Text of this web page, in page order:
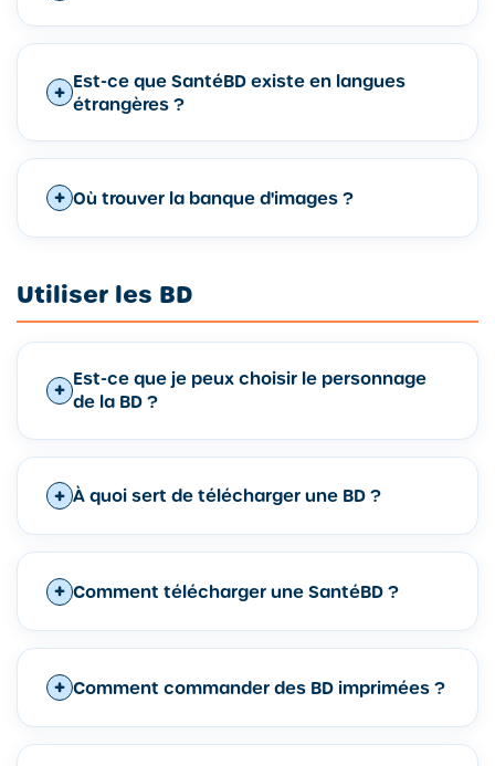
Est-ce que SantéBD existe en langues
étrangères ?
Où trouver la banque d'images ?
Utiliser les BD
Est-ce que je peux choisir le personnage
de la BD ?
À quoi sert de télécharger une BD ?
Comment télécharger une SantéBD ?
Comment commander des BD imprimées ?